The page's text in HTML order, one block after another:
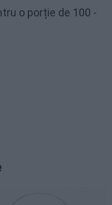
o porție de 100 -